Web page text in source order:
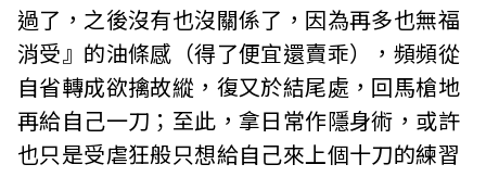
過了，之後沒有也沒關係了，因為再多也無福
消受』的油條感（得了便宜還賣乖），頻頻從
自省轉成欲擒故縱，復又於結尾處，回馬槍地
再給自己一刀；至此，拿日常作隱身術，或許
也只是受虐狂般只想給自己來上個十刀的練習